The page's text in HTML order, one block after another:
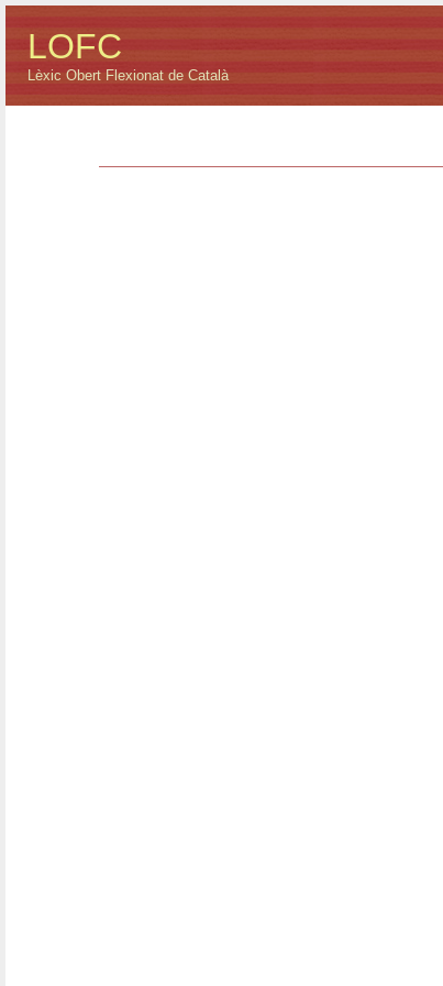
LOFC
Lèxic Obert Flexionat de Català